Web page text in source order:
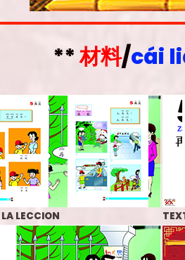
**材料/cái
LECCION